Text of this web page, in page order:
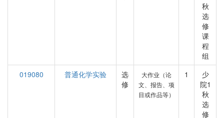
秋
选
修
课
程
组
019080
普通化学实验
选
修
大作业（论
文、报告、项
目或作品等）
1
少
院1
秋
选
修